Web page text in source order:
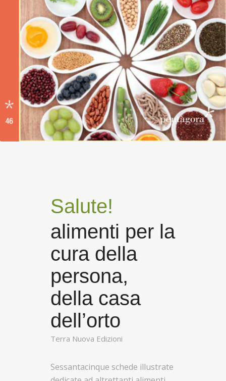
Salute!
alimenti per la
cura della
persona,
della casa
dell’orto
Terra Nuova Edizioni
Sessantacinque schede illustrate